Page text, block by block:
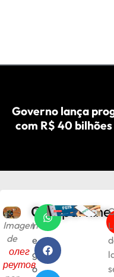
Governo lança
com R$ 40
Imagem
de
олег
реутов
D
i
e
g
o
Compartilhe